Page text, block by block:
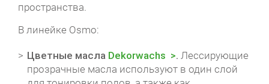
пространства.
В линейке Osmo:
Цветные масла Dekorwachs . Лессирующие
прозрачные масла используют в один слой